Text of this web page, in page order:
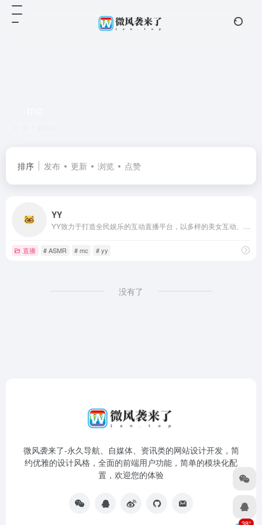
排序 发布 更新 浏览 点赞
YY
直播 # ASMR # mc # yy
没有了
微风袭来了-永久导航、自媒体、资讯类的网站设计开发，简
约优雅的设计风格，全面的前端用户功能，简单的模块化配
置，欢迎您的体验